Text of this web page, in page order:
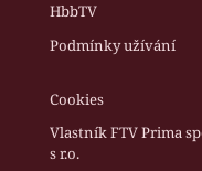
HbbTV
Podmínky užívání
Cookies
Vlastník FTV Prima
s r.o.